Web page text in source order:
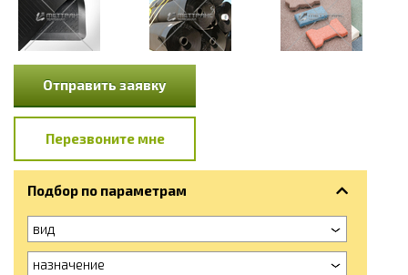
Отправить заявку
Перезвоните мне
Подбор по параметрам
вид
назначение